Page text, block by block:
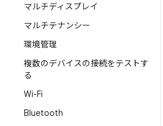
マルチディスプレイ
マルチテナンシー
環境管理
複数のデバイスの接続をテストす
る
Wi-Fi
Bluetooth